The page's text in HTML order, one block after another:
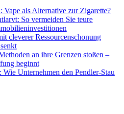
Vape als Alternative zur Zigarette?
So vermeiden Sie teure
cleverer Ressourcenschonung
an ihre Grenzen stoßen –
beginnt
Unternehmen den Pendler-Stau